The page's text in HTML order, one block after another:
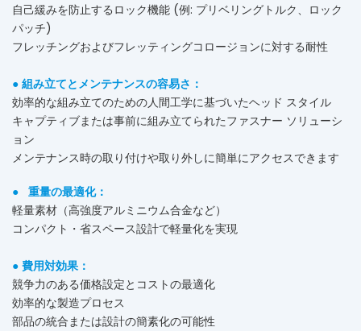
自己緩みを防止するロック機能 (例: プリベリングトルク、ロック
パッチ)
フレッチングおよびフレッティングコロージョンに対する耐性
● 組み立てとメンテナンスの容易さ：
効率的な組み立てのための人間工学に基づいたヘッド スタイル
キャプティブまたは事前に組み立てられたファスナー ソリューシ
ョン
メンテナンス時の取り付けや取り外しに簡単にアクセスできます
● 重量の最適化：
軽量素材（高強度アルミニウム合金など）
コンパクト・省スペース設計で軽量化を実現
● 費用対効果：
競争力のある価格設定とコストの最適化
効率的な製造プロセス
部品の統合または設計の簡素化の可能性